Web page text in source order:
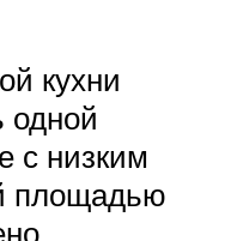
кухни
одной
с низким
площадью